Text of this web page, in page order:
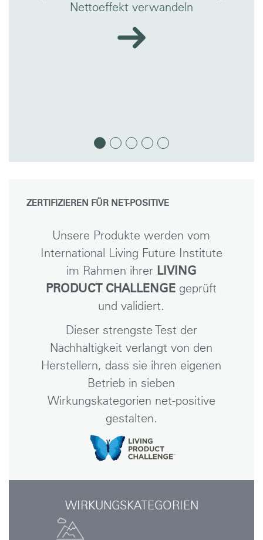
Nettoeffekt verwandeln
ZERTIFIZIEREN FÜR NET-POSITIVE
Unsere Produkte werden vom
International Living Future Institute
im Rahmen ihrer LIVING
PRODUCT CHALLENGE geprüft
und validiert.
Dieser strengste Test der
Nachhaltigkeit verlangt von den
Herstellern, dass sie ihren eigenen
Betrieb in sieben
Wirkungskategorien net-positive
gestalten.
WIRKUNGSKATEGORIEN